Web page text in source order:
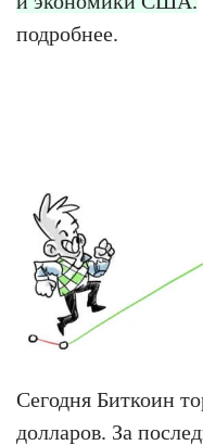
подробнее.
Сегодня Биткоин
долларов. За